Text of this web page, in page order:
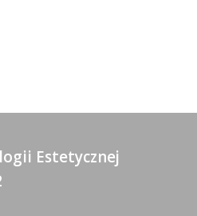
Estetycznej